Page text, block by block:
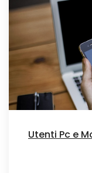
Utenti Pc e